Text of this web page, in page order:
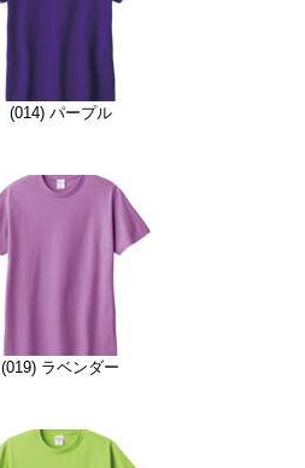
(014) パープル
(019) ラベンダー